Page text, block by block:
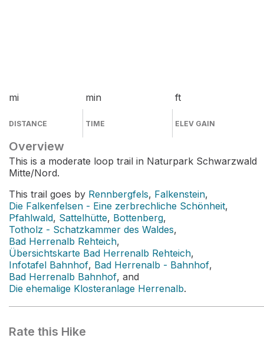
mi
DISTANCE
min
TIME
ft
ELEV GAIN
Overview
This is a moderate loop trail in Naturpark Schwarzwald
Mitte/Nord.
This trail goes by Rennbergfels, Falkenstein,
Die Falkenfelsen - Eine zerbrechliche Schönheit,
Pfahlwald, Sattelhütte, Bottenberg,
Totholz - Schatzkammer des Waldes,
Bad Herrenalb Rehteich,
Übersichtskarte Bad Herrenalb Rehteich,
Infotafel Bahnhof, Bad Herrenalb - Bahnhof,
Bad Herrenalb Bahnhof, and
Die ehemalige Klosteranlage Herrenalb.
Rate this Hike